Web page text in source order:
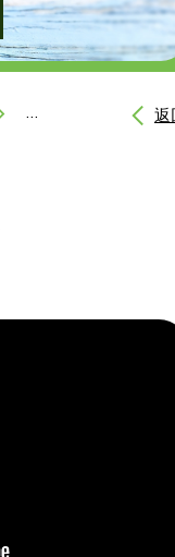
「青年交友網絡」返